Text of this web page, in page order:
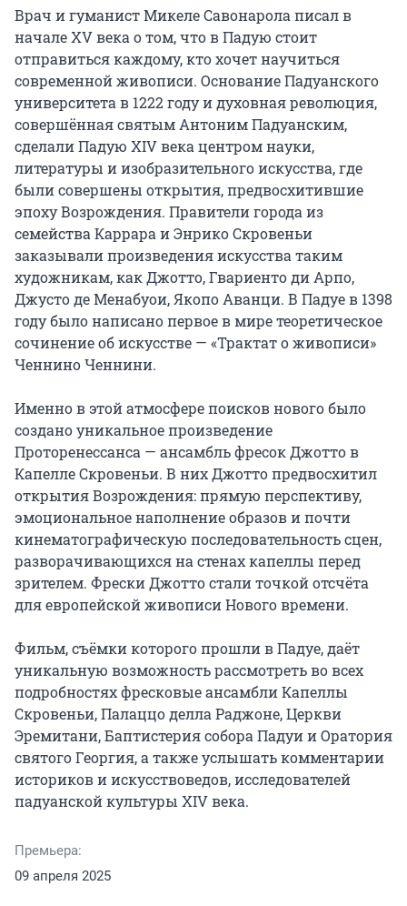
Врач и гуманист Микеле Савонарола писал в
начале XV века о том, что в Падую стоит
отправиться каждому, кто хочет научиться
современной живописи. Основание Падуанского
университета в 1222 году и духовная революция,
совершённая святым Антоним Падуанским,
сделали Падую XIV века центром науки,
литературы и изобразительного искусства, где
были совершены открытия, предвосхитившие
эпоху Возрождения. Правители города из
семейства Каррара и Энрико Скровеньи
заказывали произведения искусства таким
художникам, как Джотто, Гвариенто ди Арпо,
Джусто де Менабуои, Якопо Аванци. В Падуе в 1398
году было написано первое в мире теоретическое
сочинение об искусстве — «Трактат о живописи»
Ченнино Ченнини.
Именно в этой атмосфере поисков нового было
создано уникальное произведение
Проторенессанса — ансамбль фресок Джотто в
Капелле Скровеньи. В них Джотто предвосхитил
открытия Возрождения: прямую перспективу,
эмоциональное наполнение образов и почти
кинематографическую последовательность сцен,
разворачивающихся на стенах капеллы перед
зрителем. Фрески Джотто стали точкой отсчёта
для европейской живописи Нового времени.
Фильм, съёмки которого прошли в Падуе, даёт
уникальную возможность рассмотреть во всех
подробностях фресковые ансамбли Капеллы
Скровеньи, Палаццо делла Раджоне, Церкви
Эремитани, Баптистерия собора Падуи и Оратория
святого Георгия, а также услышать комментарии
историков и искусствоведов, исследователей
падуанской культуры XIV века.
Премьера:
09 апреля 2025